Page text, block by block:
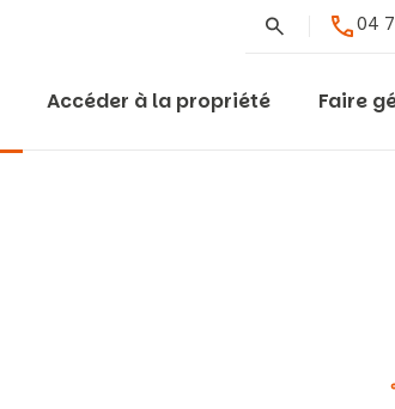
Rechercher04
Accéder à la propriété Faire